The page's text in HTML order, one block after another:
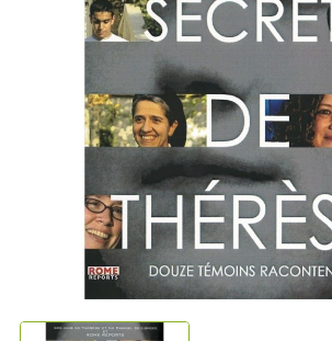
CULTUREL